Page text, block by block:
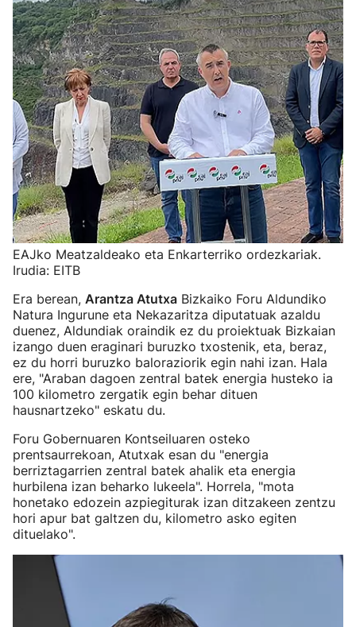
EAJko Meatzaldeako eta Enkarterriko ordezkariak.
Irudia: EITB
Era berean, Arantza Atutxa Bizkaiko Foru Aldundiko
Natura Ingurune eta Nekazaritza diputatuak azaldu
duenez, Aldundiak oraindik ez du proiektuak Bizkaian
izango duen eraginari buruzko txostenik, eta, beraz,
ez du horri buruzko baloraziorik egin nahi izan. Hala
ere, "Araban dagoen zentral batek energia husteko ia
100 kilometro zergatik egin behar dituen
hausnartzeko" eskatu du.
Foru Gobernuaren Kontseiluaren osteko
prentsaurrekoan, Atutxak esan du "energia
berriztagarrien zentral batek ahalik eta energia
hurbilena izan beharko lukeela". Horrela, "mota
honetako edozein azpiegiturak izan ditzakeen zentzu
hori apur bat galtzen du, kilometro asko egiten
dituelako".